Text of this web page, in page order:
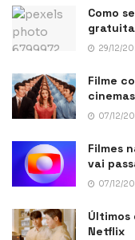
Como
29/12/
Filme
07/12/
Filmes
vai
07/12/
Últimos
Netflix